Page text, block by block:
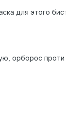
для этого
орборос проти